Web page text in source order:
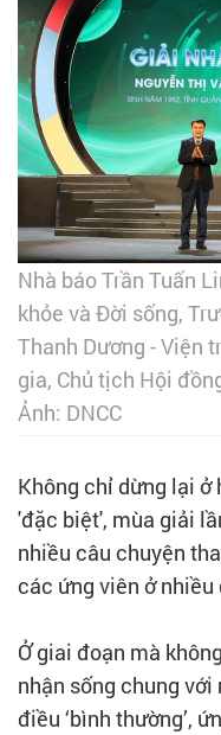
Nhà báo Trần Tuấn
khỏe và Đời sống,
Thanh Dương - Viện
gia, Chủ tịch Hội
Ảnh: DNCC
Không chỉ dừng lại ở
'đặc biệt', mùa giải
nhiều câu chuyện
các ứng viên ở nhiều
Ở giai đoạn mà
nhận sống chung
điều ‘bình thường’,